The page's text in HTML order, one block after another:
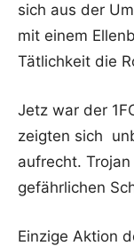
sich aus der
mit einem
Tätlichkeit die
Jetz war der
zeigten sich
aufrecht.
gefährlichen
Einzige Aktion